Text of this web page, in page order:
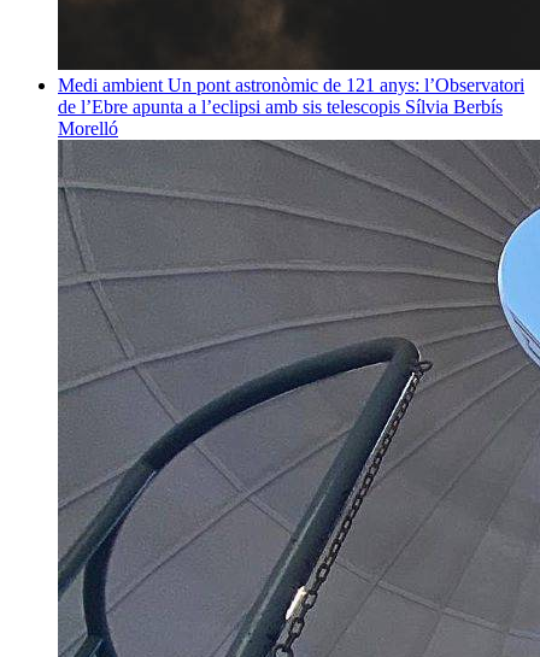
Medi ambient Un pont astronòmic de 121 anys: l’Observatori
de l’Ebre apunta a l’eclipsi amb sis telescopis Sílvia Berbís
Morelló